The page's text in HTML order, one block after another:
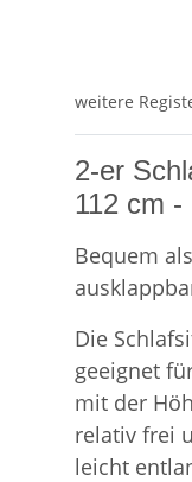
weitere
2-er
112 cm
Bequem
Die
geeignet
mit der
relativ frei
leicht